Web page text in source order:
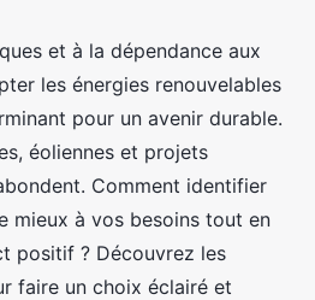
:
l'énergie
2024•13 min de lecture
et à la dépendance aux
les énergies renouvelables
pour un avenir durable.
éoliennes et projets
Comment identifier
mieux à vos besoins tout en
positif ? Découvrez les
faire un choix éclairé et